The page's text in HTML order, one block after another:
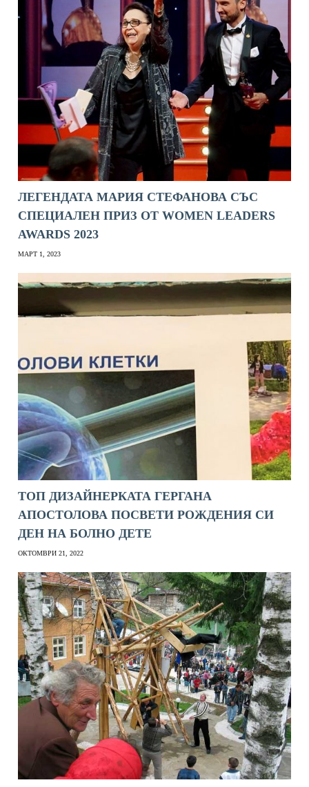
ЛЕГЕНДАТА МАРИЯ СТЕФАНОВА СЪС
СПЕЦИАЛЕН ПРИЗ ОТ WOMEN LEADERS
AWARDS 2023
МАРТ 1, 2023
ТОП ДИЗАЙНЕРКАТА ГЕРГАНА
АПОСТОЛОВА ПОСВЕТИ РОЖДЕНИЯ СИ
ДЕН НА БОЛНО ДЕТЕ
ОКТОМВРИ 21, 2022